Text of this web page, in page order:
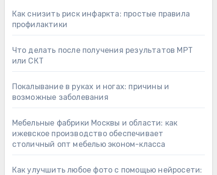
Как снизить риск инфаркта: простые правила
профилактики
Что делать после получения результатов МРТ
или СКТ
Покалывание в руках и ногах: причины и
возможные заболевания
Мебельные фабрики Москвы и области: как
ижевское производство обеспечивает
столичный опт мебелью эконом-класса
Как улучшить любое фото с помощью нейросети: